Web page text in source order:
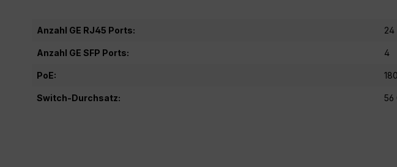
Anzahl GE RJ45 Ports: 24
Anzahl GE SFP Ports: 4
PoE:
Switch-Durchsatz: 56